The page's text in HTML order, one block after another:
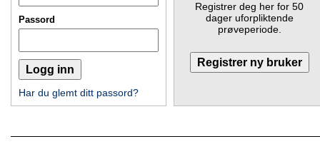
Passord
Har du glemt ditt passord?
Registrer deg her for 50
dager uforpliktende
prøveperiode.